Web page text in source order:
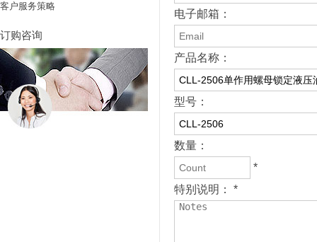
客户服务策略
订购咨询
电子邮箱：
产品名称：
型号：
数量：
*
特别说明： *